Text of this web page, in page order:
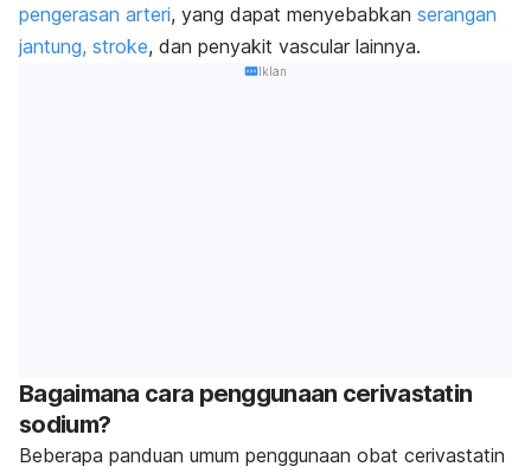
pengerasan arteri, yang dapat menyebabkan serangan
jantung, stroke, dan penyakit vascular lainnya.
Iklan
Bagaimana cara penggunaan cerivastatin
sodium?
Beberapa panduan umum penggunaan obat cerivastatin